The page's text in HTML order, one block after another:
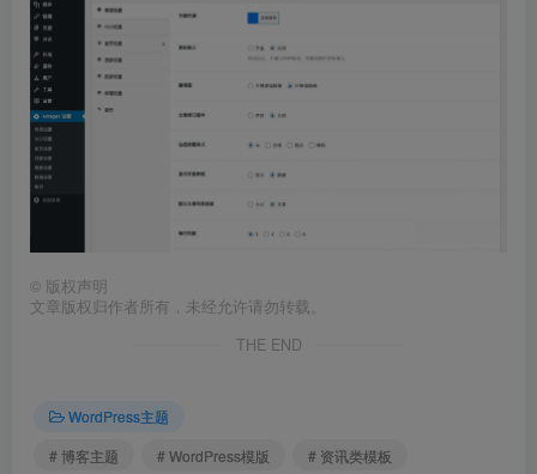
© 版权声明
文章版权归作者所有，未经允许请勿转载。
THE END
WordPress主题
# 博客主题
# WordPress模版
# 资讯类模板